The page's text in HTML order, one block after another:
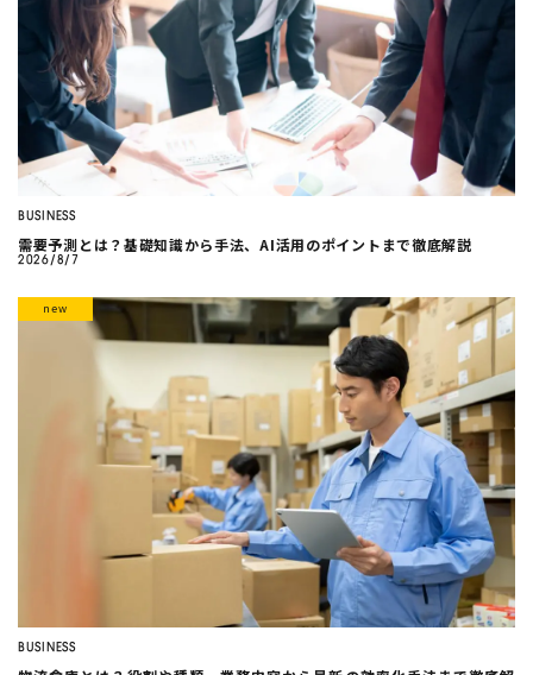
BUSINESS
需要予測とは？基礎知識から手法、AI活用のポイントまで徹底解説
2026/8/7
BUSINESS